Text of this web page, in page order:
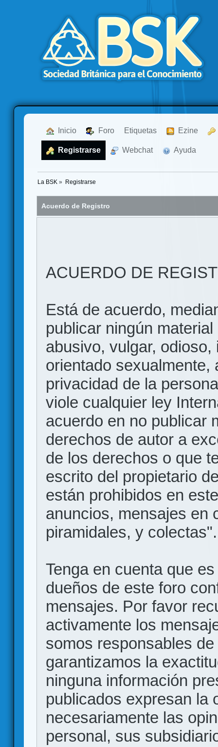
Inicio Foro Etiquetas Ezine
Registrarse Webchat Ayuda
La BSK » Registrarse
Acuerdo de Registro
ACUERDO DE
Está de acuerdo,
publicar ningún
abusivo, vulgar,
orientado sexualmente,
privacidad de la
viole cualquier ley
acuerdo en no publicar
derechos de autor a
de los derechos o que
escrito del propietario
están prohibidos en
anuncios, mensajes en
piramidales, y colectas".
Tenga en cuenta que
dueños de este foro
mensajes. Por favor
activamente los
somos responsables
garantizamos la
ninguna información
publicados expresan la
necesariamente las
personal, sus